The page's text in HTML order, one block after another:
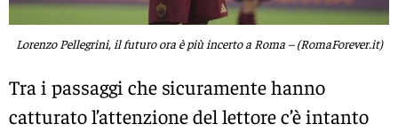
Lorenzo Pellegrini, il futuro ora è più incerto a Roma – (RomaForever.it)
Tra i passaggi che sicuramente hanno
catturato l’attenzione del lettore c’è intanto